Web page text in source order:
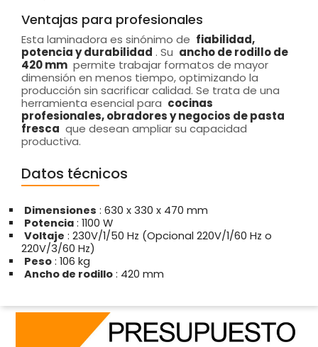
Ventajas para profesionales
Esta laminadora es sinónimo de fiabilidad,
potencia y durabilidad . Su ancho de rodillo de
420 mm permite trabajar formatos de mayor
dimensión en menos tiempo, optimizando la
producción sin sacrificar calidad. Se trata de una
herramienta esencial para cocinas
profesionales, obradores y negocios de pasta
fresca que desean ampliar su capacidad
productiva.
Datos técnicos
Dimensiones : 630 x 330 x 470 mm
Potencia : 1100 W
Voltaje : 230V/1/50 Hz (Opcional 220V/1/60 Hz o
220V/3/60 Hz)
Peso : 106 kg
Ancho de rodillo : 420 mm